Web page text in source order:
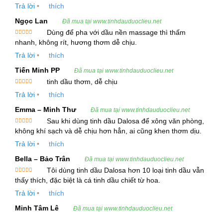
Jowitt
Họ thực vật: Poaceae (họ Lúa)
Mô tả cây Sả Java:
Cây Sả Java là loại thảo mộc sống lâu năm, mọc
thành bụi, thân thẳng đứng, cao từ 0,8m đến
1,5m. Lá dài, hẹp, có mép sắc và đặc biệt có
hương thơm đặc trưng. Sả Java sinh trưởng
mạnh mẽ ở các vùng có khí hậu nhiệt đới như
Việt Nam, Ấn Độ, Indonesia, và Trung Quốc. Đây
là nguồn nguyên liệu quý giá, được dùng để chiết
xuất tinh dầu với chất lượng vượt trội.
3. Thông Tin Kỹ Thuật Và Cung Ứng
Bộ phận chiết xuất
Phương pháp chiết xuất
Trả lời •
thích
Ngọc Lan
Đã mua tại www.tinhdauduoclieu.net
Được xếp
hạng55
Dùng để pha với dầu nền massage thì thấm
nhanh, không rít, hương thơm dễ chịu.
Trả lời •
thích
Tiến Minh PP
Đã mua tại www.tinhdauduoclieu.net
hạng
55
tinh dầu thơm, dễ chịu
Trả lời •
thích
Emma – Minh Thư
Đã mua tại www.tinhdauduoclieu.net
Được xếp
hạng55
Sau khi dùng tinh dầu Dalosa để xông văn phòng,
không khí sạch và dễ chịu hơn hẳn, ai cũng khen thơm dịu.
Trả lời •
thích
Bella – Bảo Trân
Đã mua tại www.tinhdauduoclieu.net
Được xếp
hạng 5
Tôi dùng tinh dầu Dalosa hơn 10 loại tinh dầu vẫn
thấy thích, đặc biệt là cá tinh dầu chiết từ hoa.
Trả lời •
thích
Minh Tâm Lê
Đã mua tại www.tinhdauduoclieu.net